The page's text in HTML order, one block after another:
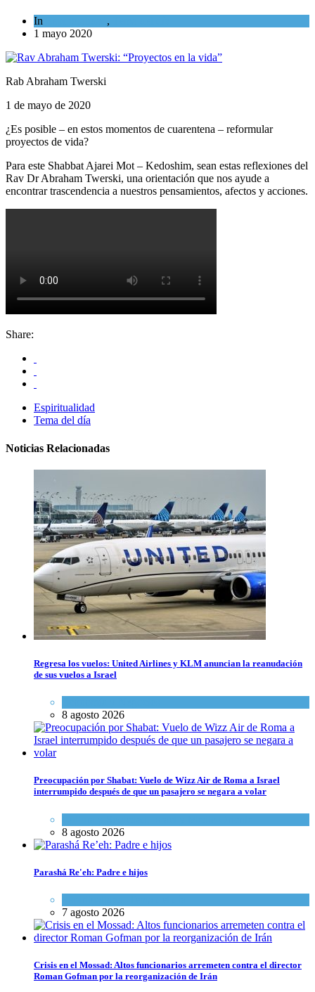
In ,
1 mayo 2020
Rab Abraham Twerski
1 de mayo de 2020
¿Es posible – en estos momentos de cuarentena – reformular
proyectos de vida?
Para este Shabbat Ajarei Mot – Kedoshim, sean estas reflexiones del
Rav Dr Abraham Twerski, una orientación que nos ayude a
encontrar trascendencia a nuestros pensamientos, afectos y acciones.
Share:
Espiritualidad
Tema del día
Noticias Relacionadas
Regresa los vuelos: United Airlines y KLM anuncian la reanudación
de sus vuelos a Israel
8 agosto 2026
Preocupación por Shabat: Vuelo de Wizz Air de Roma a Israel
interrumpido después de que un pasajero se negara a volar
8 agosto 2026
Parashá Re'eh: Padre e hijos
7 agosto 2026
Crisis en el Mossad: Altos funcionarios arremeten contra el director
Roman Gofman por la reorganización de Irán